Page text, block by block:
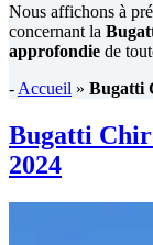
Nous affichons à
concernant la
approfondie de
- Accueil » Bugatti
Bugatti
2024